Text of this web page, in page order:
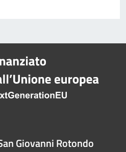
Giovanni Rotondo